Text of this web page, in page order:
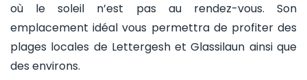
où le soleil n’est pas au rendez-vous. Son
emplacement idéal vous permettra de profiter des
plages locales de Lettergesh et Glassilaun ainsi que
des environs.